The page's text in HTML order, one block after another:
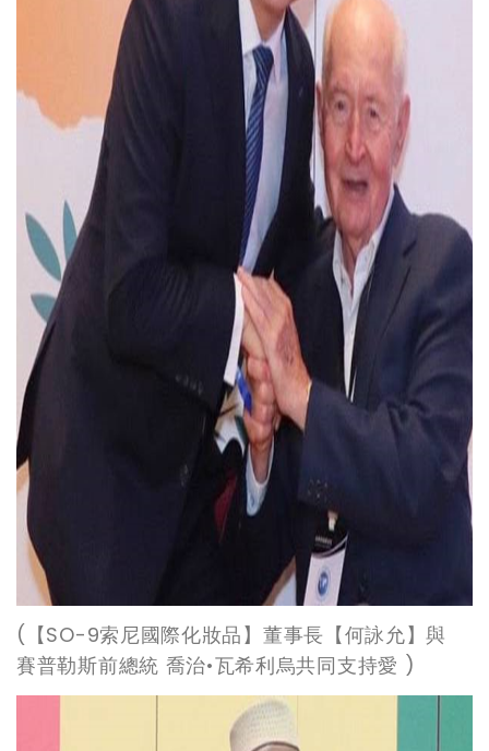
( 【SO-9索尼國際化妝品】董事長【何詠允】與
賽普勒斯前總統 喬治•瓦希利烏共同支持愛 )